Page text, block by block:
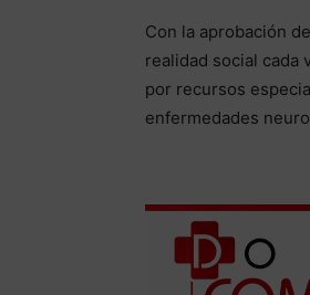
Con la aprobación
realidad social cada
por recursos
enfermedades